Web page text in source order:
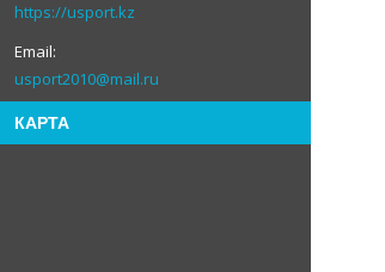
https://usport.kz
usport2010@mail.ru
КАРТА